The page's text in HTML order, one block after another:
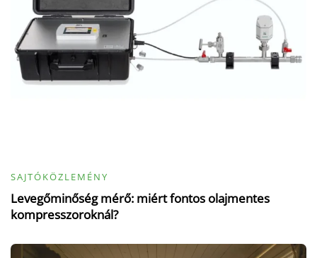
SAJTÓKÖZLEMÉNY
Levegőminőség mérő: miért fontos olajmentes
kompresszoroknál?